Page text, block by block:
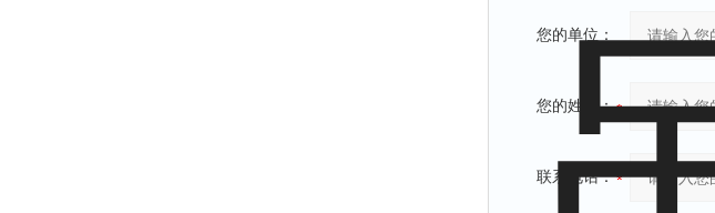
您的单位：
您的姓名：
联系电话：